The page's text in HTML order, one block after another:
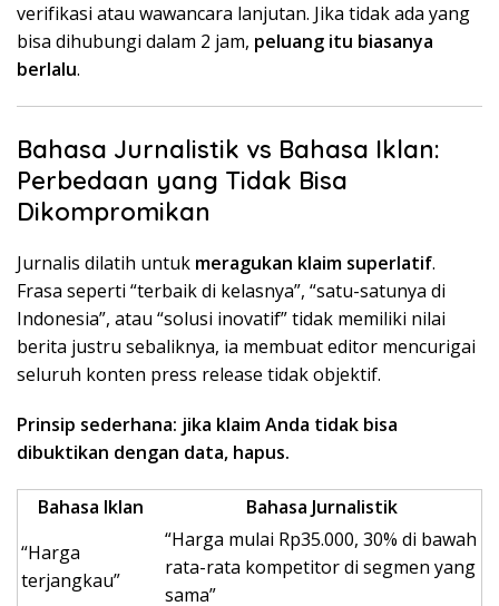
verifikasi atau wawancara lanjutan. Jika tidak ada yang
bisa dihubungi dalam 2 jam, peluang itu biasanya
berlalu.
Bahasa Jurnalistik vs Bahasa Iklan:
Perbedaan yang Tidak Bisa
Dikompromikan
Jurnalis dilatih untuk meragukan klaim superlatif.
Frasa seperti “terbaik di kelasnya”, “satu-satunya di
Indonesia”, atau “solusi inovatif” tidak memiliki nilai
berita justru sebaliknya, ia membuat editor mencurigai
seluruh konten press release tidak objektif.
Prinsip sederhana: jika klaim Anda tidak bisa
dibuktikan dengan data, hapus.
Bahasa Iklan
Bahasa Jurnalistik
“Harga
terjangkau”
“Harga mulai Rp35.000, 30% di bawah
rata-rata kompetitor di segmen yang
sama”